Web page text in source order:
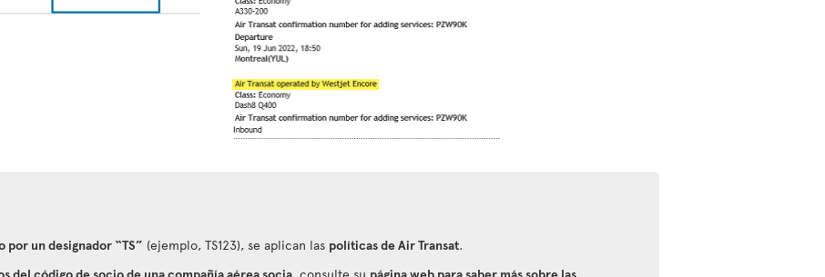
por un designador “TS” (ejemplo, TS123), se aplican las políticas de Air Transat.